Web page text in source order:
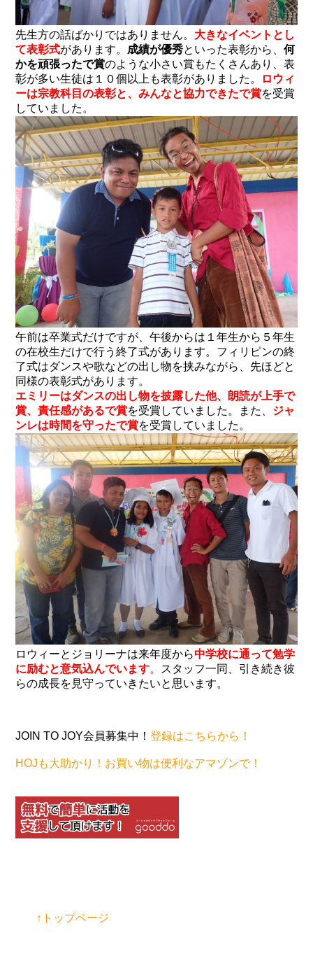
先生方の話ばかりではありません。 大きなイベントとし
て表彰式があります。 成績が優秀といった表彰から、何
かを頑張ったで賞のような小さい賞もたくさんあり、表
彰が多い生徒は１０個以上も表彰がありました。
ロウィ
ーは宗教科目の表彰と、みんなと協力できたで賞を受賞
していました。
午前は卒業式だけですが、午後からは１年生から５年生
の在校生だけで行う終了式があります。フィリピンの終
了式はダンスや歌などの出し物を挟みながら、先ほどと
同様の表彰式があります。
エミリーはダンスの出し物を披露した他、朗読が上手で
賞、責任感があるで賞を受賞していました。また、 ジャ
ンレは時間を守ったで賞を受賞していました。
ロウィーとジョリーナは来年度から中学校に通って勉学
に励むと意気込んでいます。 スタッフ一同、引き続き彼
らの成長を見守っていきたいと思います。
JOIN TO JOY会員募集中！登録はこちらから！
HOJも大助かり！お買い物は便利なアマゾンで！
↑トップページ